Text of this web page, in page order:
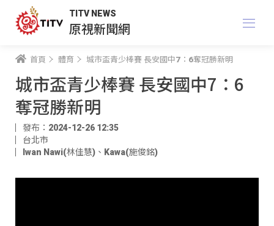
TITV NEWS
原視新聞網
首頁 體育 城市盃青少棒賽 長安國中7：6奪冠勝新明
城市盃青少棒賽 長安國中7：6
奪冠勝新明
發布：2024-12-26 12:35
台北市
Iwan Nawi(林佳慧) 、 Kawa(施俊銘)